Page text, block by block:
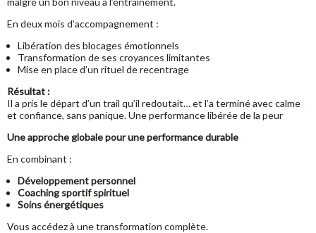
En deux mois d’accompagnement :
Libération des blocages émotionnels
Transformation de ses croyances limitantes
Mise en place d’un rituel de recentrage
Résultat :
Il a pris le départ d’un trail qu’il redoutait… et l’a terminé avec calme
et confiance, sans panique. Une performance libérée de la peur
Une approche globale pour une performance durable
En combinant :
Développement personnel
Coaching sportif spirituel
Soins énergétiques
Vous accédez à une transformation complète.